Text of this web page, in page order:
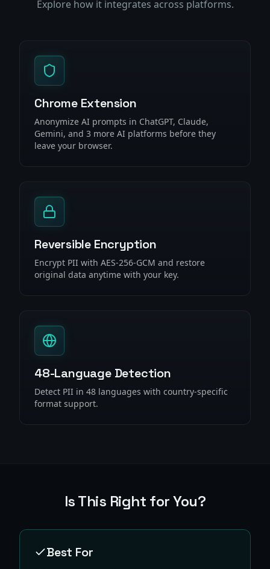
Explore how it integrates across platforms.
Chrome Extension
Anonymize AI prompts in ChatGPT, Claude,
Gemini, and 3 more AI platforms before they
leave your browser.
Reversible Encryption
Encrypt PII with AES-256-GCM and restore
original data anytime with your key.
48-Language Detection
Detect PII in 48 languages with country-specific
format support.
Is This Right for You?
Best For